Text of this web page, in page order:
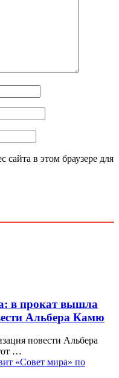
сайта в этом браузере для
в прокат вышла
Альбера Камю
повести Альбера
…